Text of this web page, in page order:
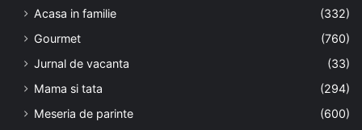
Acasa in familie
(332)
Gourmet
(760)
Jurnal de vacanta
(33)
Mama si tata
(294)
Meseria de parinte
(600)